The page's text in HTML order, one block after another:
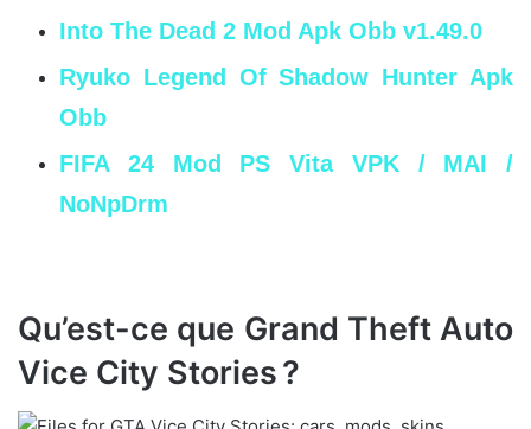
Into The Dead 2 Mod Apk Obb v1.49.0
Ryuko Legend Of Shadow Hunter Apk
Obb
FIFA 24 Mod PS Vita VPK / MAI /
NoNpDrm
Qu’est-ce que Grand Theft Auto
Vice City Stories ?